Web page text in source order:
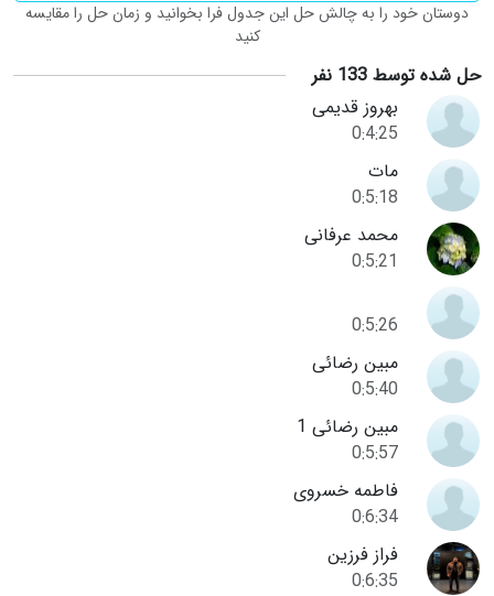
دوستان خود را به چالش حل این جدول فرا بخوانید و زمان حل را مقایسه
کنید
حل شده توسط 133 نفر
بهروز قدیمی
0:4:25
مات
0:5:18
محمد عرفانی
0:5:21
0:5:26
مبین رضائی
0:5:40
مبین رضائی 1
0:5:57
فاطمه خسروی
0:6:34
فراز فرزین
0:6:35